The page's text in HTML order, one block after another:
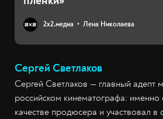
2х2.медиа Лена Николаева
Сергей Светлаков
Сергей Светлаков — главный адепт
российском кинематографа: именно
качестве продюсера и участвовал в